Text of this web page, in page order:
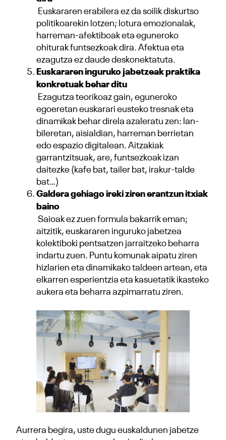
Euskararen erabilera ez da soilik diskurtso
politikoarekin lotzen; lotura emozionalak,
harreman-afektiboak eta eguneroko
ohiturak funtsezkoak dira. Afektua eta
ezagutza ez daude deskonektatuta.
Euskararen inguruko jabetzeak praktika
konkretuak behar ditu
Ezagutza teorikoaz gain, eguneroko
egoeretan euskarari eusteko tresnak eta
dinamikak behar direla azaleratu zen: lan-
bileretan, aisialdian, harreman berrietan
edo espazio digitalean. Aitzakiak
garrantzitsuak, are, funtsezkoak izan
daitezke (kafe bat, tailer bat, irakur-talde
bat…)
Galdera gehiago ireki ziren erantzun itxiak
baino
Saioak ez zuen formula bakarrik eman;
aitzitik, euskararen inguruko jabetzea
kolektiboki pentsatzen jarraitzeko beharra
indartu zuen. Puntu komunak aipatu ziren
hizlarien eta dinamikako taldeen artean, eta
elkarren esperientzia eta kasuetatik ikasteko
aukera eta beharra azpimarratu ziren.
Aurrera begira, uste dugu euskaldunen jabetze